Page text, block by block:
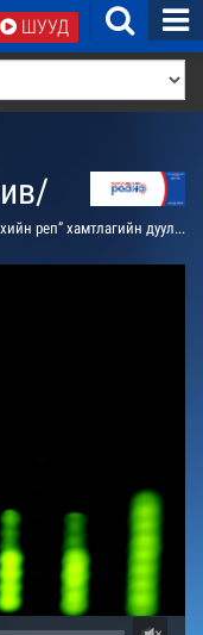
ШУУД
хамтлагийн дуулсан Бат-Оргилын үг, ая “Мөнхийн ус” дуу